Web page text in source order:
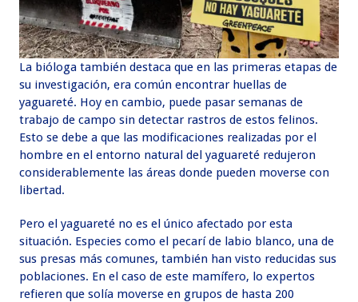
La bióloga también destaca que en las primeras etapas de
su investigación, era común encontrar huellas de
yaguareté. Hoy en cambio, puede pasar semanas de
trabajo de campo sin detectar rastros de estos felinos.
Esto se debe a que las modificaciones realizadas por el
hombre en el entorno natural del yaguareté redujeron
considerablemente las áreas donde pueden moverse con
libertad.
Pero el yaguareté no es el único afectado por esta
situación. Especies como el pecarí de labio blanco, una de
sus presas más comunes, también han visto reducidas sus
poblaciones. En el caso de este mamífero, lo expertos
refieren que solía moverse en grupos de hasta 200